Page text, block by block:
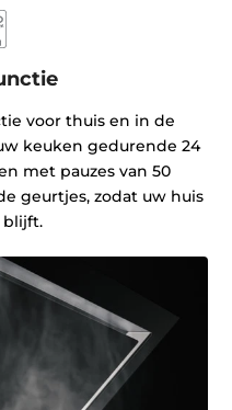
voor thuis en in de
keuken gedurende 24
met pauzes van 50
geurtjes, zodat uw huis
blijft.